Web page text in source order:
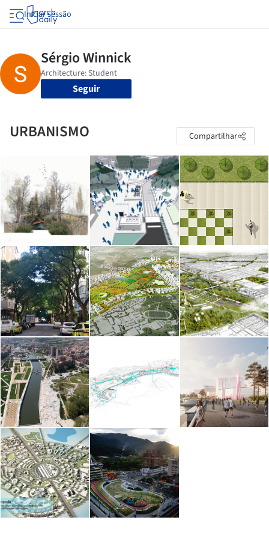
Iniciar sessão
Seguir
URBANISMO Compartilhar